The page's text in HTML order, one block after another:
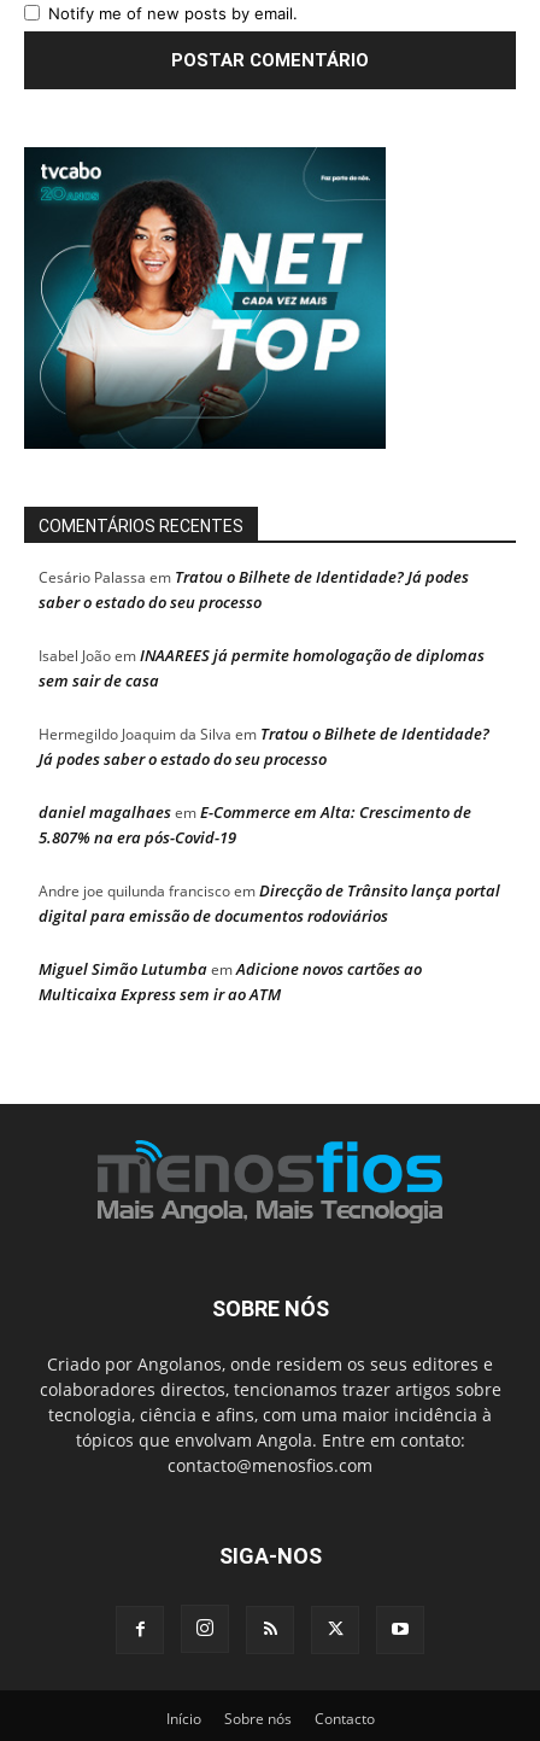
Notify me of new posts by email.
COMENTÁRIOS RECENTES
Cesário Palassa em Tratou o Bilhete de Identidade? Já podes
saber o estado do seu processo
Isabel JoãoemINAAREES já permite homologação de diplomas
sem sair de casa
Hermegildo Joaquim da Silva em Tratou o Bilhete de Identidade?
Já podes saber o estado do seu processo
daniel magalhaesemE-Commerce em Alta: Crescimento de
5.807% na era pós-Covid-19
Andre joe quilunda franciscoemDirecção de Trânsito lança portal
digital para emissão de documentos rodoviários
Miguel Simão LutumbaemAdicione novos cartões ao
Multicaixa Express sem ir ao ATM
SOBRE NÓS
Criado por Angolanos, onde residem os seus editores e
colaboradores directos, tencionamos trazer artigos sobre
tecnologia, ciência e afins, com uma maior incidência à
tópicos que envolvam Angola. Entre em contato:
contacto@menosfios.com
SIGA-NOS
Início Sobre nós Contacto